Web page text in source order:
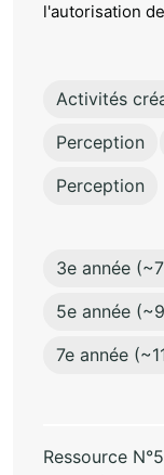
l'autorisation
Activités
Perception
Perception
3e année
5e année
7e année
Ressource